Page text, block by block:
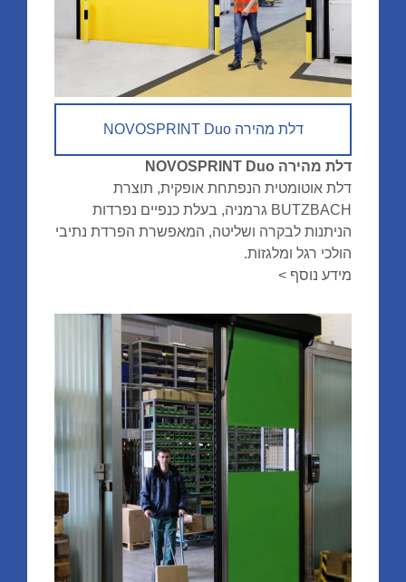
דלת מהירה NOVOSPRINT Duo
דלת מהירה NOVOSPRINT Duo
דלת אוטומטית הנפתחת אופקית, תוצרת
BUTZBACH גרמניה, בעלת כנפיים נפרדות
הניתנות לבקרה ושליטה, המאפשרת הפרדת נתיבי
הולכי רגל ומלגזות.
מידע נוסף >